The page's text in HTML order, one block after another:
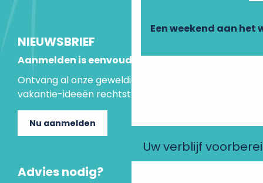
Een weekend aan het
Uw verblijf
NIEUWSBRIEF
Aanmelden is eenvoudig
Ontvang al onze geweldige aanbiedingen en
vakantie-ideeën rechtstreeks in je inbox.
Nu aanmelden
Advies nodig?